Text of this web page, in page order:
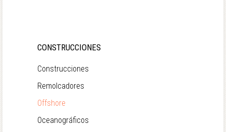
CONSTRUCCIONES
Construcciones
Remolcadores
Offshore
Oceanográficos